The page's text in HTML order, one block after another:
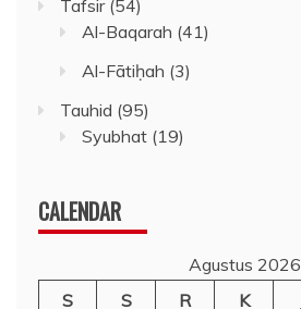
Tafsir(54)
Al-Baqarah (41)
Al-Fātiḥah (3)
Tauhid (95)
Syubhat (19)
CALENDAR
Agustus 2026
S
S R K